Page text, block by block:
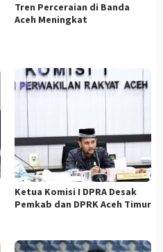
Tren Perceraian di Banda
Aceh Meningkat
Ketua Komisi I DPRA Desak
Pemkab dan DPRK Aceh Timur